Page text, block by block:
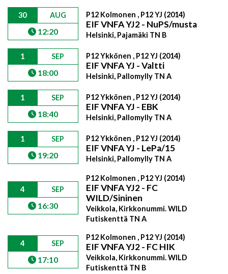
30 AUG
12:20
P12 Kolmonen , P12 YJ (2014)
EIF VNFA YJ2 - NuPS/musta
Helsinki, Pajamäki TN B
1 SEP
18:00
P12 Ykkönen , P12 YJ (2014)
EIF VNFA YJ - Valtti
Helsinki, Pallomylly TN A
1 SEP
18:40
P12 Ykkönen , P12 YJ (2014)
EIF VNFA YJ - EBK
Helsinki, Pallomylly TN A
1 SEP
19:20
P12 Ykkönen , P12 YJ (2014)
EIF VNFA YJ - LePa/15
Helsinki, Pallomylly TN A
4 SEP
16:30
P12 Kolmonen , P12 YJ (2014)
EIF VNFA YJ2 - FC
WILD/Sininen
Veikkola, Kirkkonummi. WILD
Futiskenttä TN A
4 SEP
17:10
P12 Kolmonen , P12 YJ (2014)
EIF VNFA YJ2 - FC HIK
Veikkola, Kirkkonummi. WILD
Futiskenttä TN B